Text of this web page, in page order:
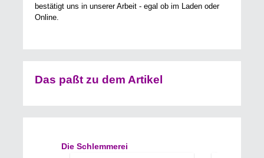
bestätigt uns in unserer Arbeit - egal ob im Laden oder
Online.
Das paßt zu dem Artikel
Produktgalerie überspringen
Die Schlemmerei